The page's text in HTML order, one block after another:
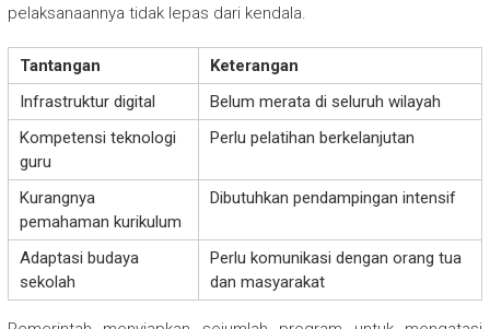
pelaksanaannya tidak lepas dari kendala.
Tantangan
Keterangan
Infrastruktur digital
Belum merata di seluruh wilayah
Kompetensi teknologi
guru
Perlu pelatihan berkelanjutan
Kurangnya
pemahaman kurikulum
Dibutuhkan pendampingan intensif
Adaptasi budaya
sekolah
Perlu komunikasi dengan orang tua
dan masyarakat